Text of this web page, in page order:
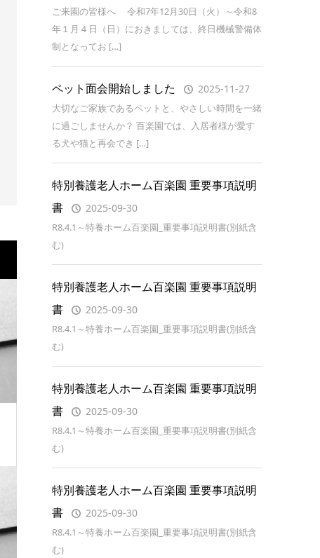
ご来園の皆様へ 令和7年12月30日（火）～令和8
年１月４日（日）におきましては、終日機械警備体
制となってお […]
ペット面会開始しました 2025-11-27
大切なご家族であるペットと、やさしい時間を一緒
に過ごしませんか？ 百楽園では、入居者様が愛す
る犬や猫と再会でき […]
特別養護老人ホーム百楽園 重要事項説明
書
2025-09-30
R8.4.1～特養ホーム百楽園_重要事項説明書(別紙含
む)
特別養護老人ホーム百楽園 重要事項説明
書
2025-09-30
R8.4.1～特養ホーム百楽園_重要事項説明書(別紙含
む)
特別養護老人ホーム百楽園 重要事項説明
書
2025-09-30
R8.4.1～特養ホーム百楽園_重要事項説明書(別紙含
む)
特別養護老人ホーム百楽園 重要事項説明
書
2025-09-30
R8.4.1～特養ホーム百楽園_重要事項説明書(別紙含
む)